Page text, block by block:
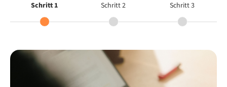
Schritt 1 Schritt 2 Schritt 3